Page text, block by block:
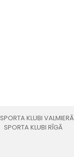
SPORTA KLUBI VALMIERĀ
SPORTA KLUBI RĪGĀ